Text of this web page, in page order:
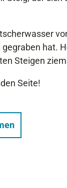
hat.
Steigen
Seite!